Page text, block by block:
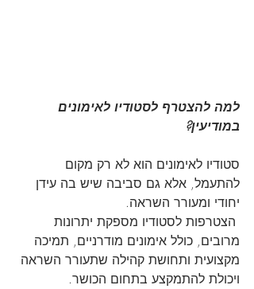
למה להצטרף לסטודיו לאימונים
במודיעין?
סטודיו לאימונים הוא לא רק מקום
להתעמל, אלא גם סביבה שיש בה עידן
יחודי ומעורר השראה.
הצטרפות לסטודיו מספקת יתרונות
מרובים, כולל אימונים מודרניים, תמיכה
מקצועית ותחושת קהילה שתעורר השראה
ויכולת להתמקצע בתחום הכושר.